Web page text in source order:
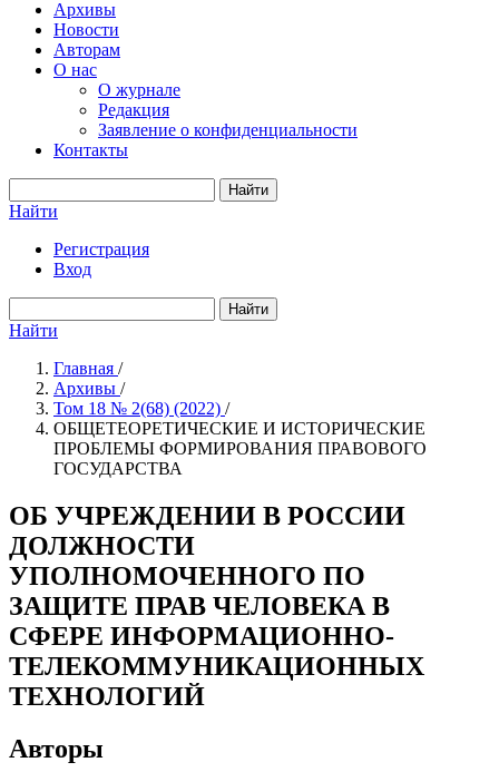
Архивы
Новости
Авторам
О нас
О журнале
Редакция
Заявление о конфиденциальности
Контакты
Найти
Найти
Регистрация
Вход
Найти
Найти
Главная /
Архивы /
Том 18 № 2(68) (2022) /
ОБЩЕТЕОРЕТИЧЕСКИЕ И ИСТОРИЧЕСКИЕ
ПРОБЛЕМЫ ФОРМИРОВАНИЯ ПРАВОВОГО
ГОСУДАРСТВА
ОБ УЧРЕЖДЕНИИ В РОССИИ
ДОЛЖНОСТИ
УПОЛНОМОЧЕННОГО ПО
ЗАЩИТЕ ПРАВ ЧЕЛОВЕКА В
СФЕРЕ ИНФОРМАЦИОННО-
ТЕЛЕКОММУНИКАЦИОННЫХ
ТЕХНОЛОГИЙ
Авторы